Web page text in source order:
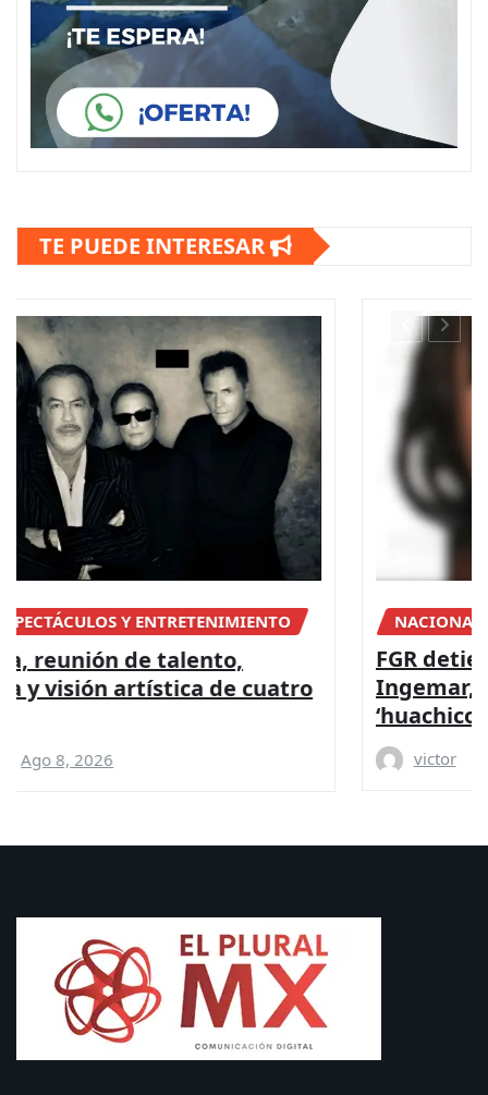
TE PUEDE INTERESAR
NACIONAL
FGR detiene a apoderada legal de
Ingemar, empresa vinculada a red de
‘huachicol’ ferroviario de Ernesto Ruffo
victor